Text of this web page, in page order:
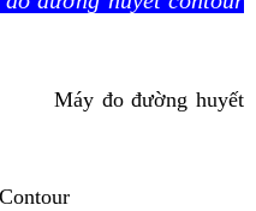
Máy đo đường huyết
Contour